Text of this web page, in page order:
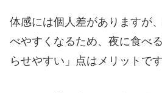
体感には個人差がありますが
べやすくなるため、夜に食べ
らせやすい」点はメリットです